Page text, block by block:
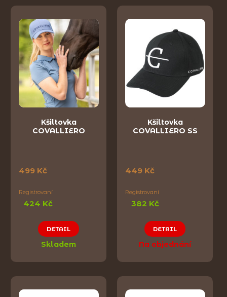
Kšiltovka
COVALLIERO
499 Kč
Registrovaní
424 Kč
DETAIL
Skladem
Kšiltovka
COVALLIERO SS
449 Kč
Registrovaní
382 Kč
DETAIL
Na objednání